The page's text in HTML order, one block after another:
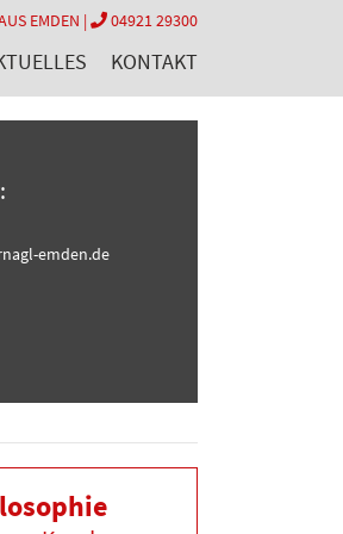
EMDEN | 04921 29300
KONTAKT
emden.de